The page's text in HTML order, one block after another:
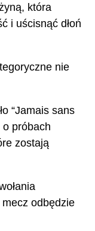
która
i uścisnąć dłoń
nie
“Jamais sans
o próbach
zostają
odbędzie